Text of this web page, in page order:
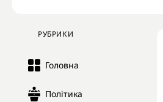
РУБРИКИ
Головна
Політика